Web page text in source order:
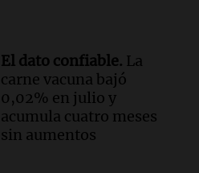
El dato confiable. La
carne vacuna bajó
0,02% en julio y
acumula cuatro meses
sin aumentos